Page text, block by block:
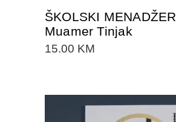
ŠKOLSKI MENADŽER
Muamer Tinjak
15.00 KM